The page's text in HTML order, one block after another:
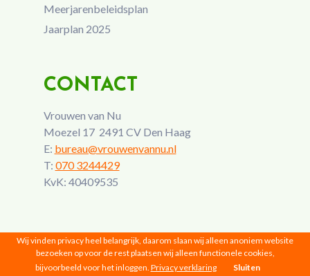
Meerjarenbeleidsplan
Jaarplan 2025
CONTACT
Vrouwen van Nu
Moezel 17 2491 CV Den Haag
E: bureau@vrouwenvannu.nl
T: 070 3244429
KvK: 40409535
Wij vinden privacy heel belangrijk, daarom slaan wij alleen anoniem website
bezoeken op voor de rest plaatsen wij alleen functionele cookies,
bijvoorbeeld voor het inloggen. Privacy verklaring Sluiten